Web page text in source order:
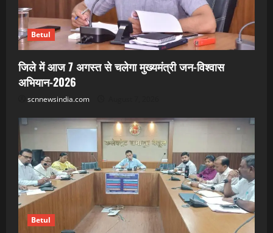
Betul
जिले में आज 7 अगस्त से चलेगा मुख्यमंत्री जन-विश्वास
अभियान-2026
scnnewsindia.com
Betul